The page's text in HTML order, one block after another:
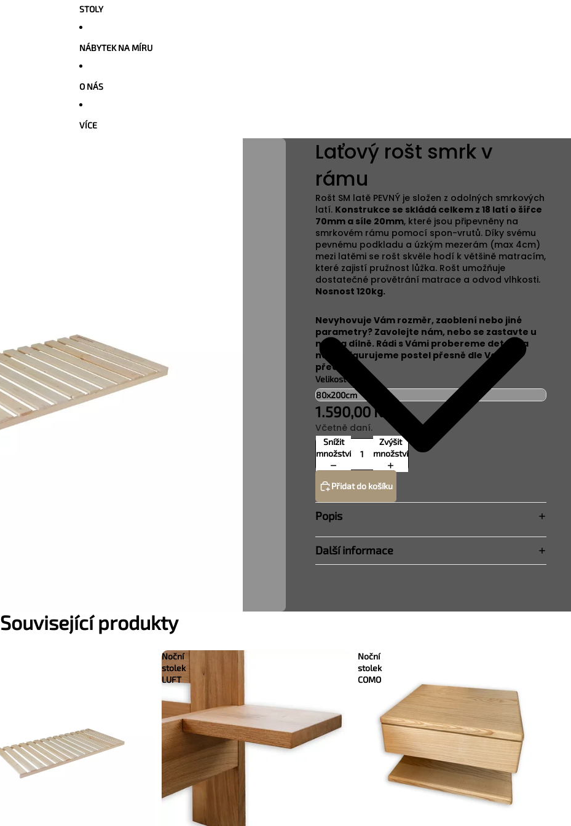
STOLY
NÁBYTEK NA MÍRU
O NÁS
VÍCE
Laťový rošt smrk v
rámu
Rošt SM latě PEVNÝ je složen z odolných smrkových
latí. Konstrukce se skládá celkem z 18 latí o šířce
70mm a síle 20mm, které jsou připevněny na
smrkovém rámu pomocí spon-vrutů. Díky svému
pevnému podkladu a úzkým mezerám (max 4cm)
mezi latěmi se rošt skvěle hodí k většině matracím,
které zajistí pružnost lůžka. Rošt umožňuje
dostatečné provětrání matrace a odvod vlhkosti.
Nosnost 120kg.
Nevyhovuje Vám rozměr, zaoblení nebo jiné
parametry? Zavolejte nám, nebo se zastavte u
nás na dílně. Rádi s Vámi probereme detaily a
nakonfigurujeme postel přesně dle Vašich
představ.
Velikost
1.590,00 Kč
Včetně daní.
Snížit
množství
Zvýšit
množství
Přidat do košíku
Popis
Další informace
Související produkty
Noční
stolek
LUFT
Noční
stolek
COMO